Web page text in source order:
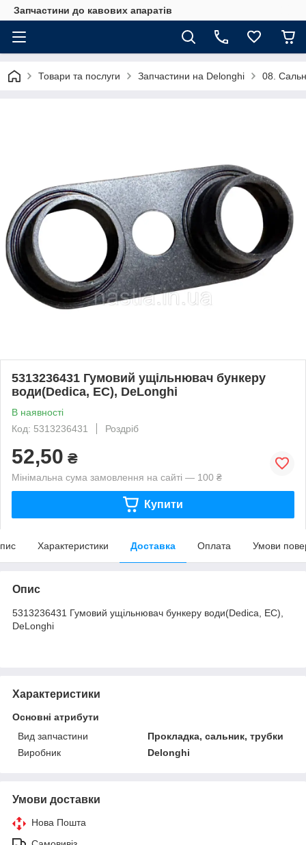
Запчастини до кавових апаратів
Товари та послуги Запчастини на Delonghi 08.
5313236431 Гумовий ущільнювач бункеру
води(Dedica, EC), DeLonghi
В наявності
Код: 5313236431
Роздріб
52,50 ₴
Мінімальна сума замовлення на сайті — 100 ₴
Купити
Характеристики Доставка Оплата Умови
Опис
5313236431 Гумовий ущільнювач бункеру води(Dedica, EC),
DeLonghi
Характеристики
Основні атрибути
Вид запчастини
Прокладка, сальник, трубки
Виробник
Delonghi
Умови доставки
Нова Пошта